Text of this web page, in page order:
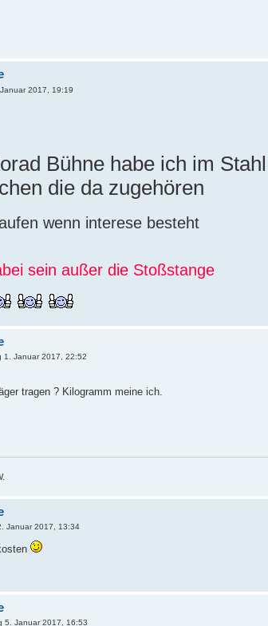
2017, 19:19
Bühne habe ich im
die da zugehören
wenn interese besteht
sein außer die Stoßstange
1. Januar 2017, 22:52
tragen ? Kilogramm meine ich.
Januar 2017, 13:34
5. Januar 2017, 16:53